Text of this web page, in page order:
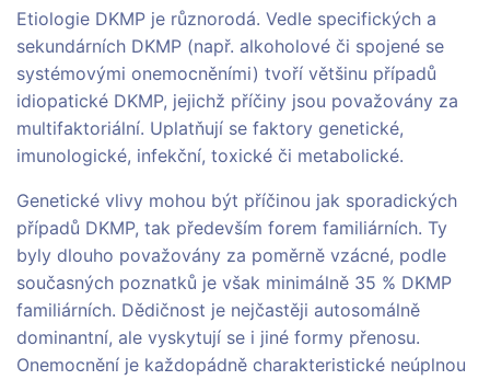
Etiologie DKMP je různorodá. Vedle specifických a
sekundárních DKMP (např. alkoholové či spojené se
systémovými onemocněními) tvoří většinu případů
idiopatické DKMP, jejichž příčiny jsou považovány za
multifaktoriální. Uplatňují se faktory genetické,
imunologické, infekční, toxické či metabolické.
Genetické vlivy mohou být příčinou jak sporadických
případů DKMP, tak především forem familiárních. Ty
byly dlouho považovány za poměrně vzácné, podle
současných poznatků je však minimálně 35 % DKMP
familiárních. Dědičnost je nejčastěji autosomálně
dominantní, ale vyskytují se i jiné formy přenosu.
Onemocnění je každopádně charakteristické neúplnou